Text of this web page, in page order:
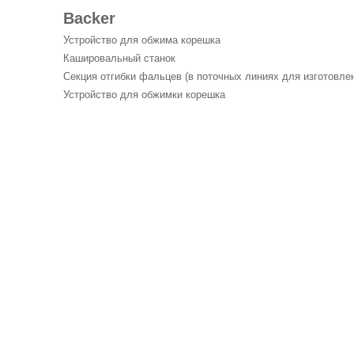
Backer
Устройство для обжима корешка
Кашировальный станок
Секция отгибки фальцев (в поточных линиях для
Устройство для обжимки корешка